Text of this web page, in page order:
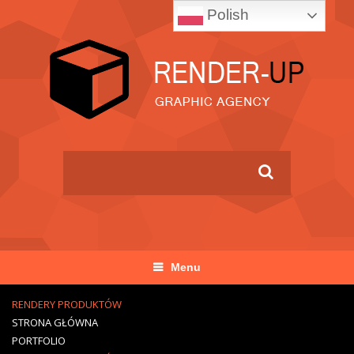
Menu
RENDERY PRODUKTÓW
STRONA GŁÓWNA
PORTFOLIO
Polish